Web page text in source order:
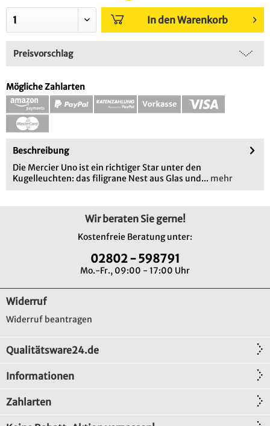
In den Warenkorb
Preisvorschlag
Mögliche Zahlarten
Beschreibung
Die Mercier Uno ist ein richtiger Star unter den
Kugelleuchten: das filigrane Nest aus Glas und... mehr
Wir beraten Sie gerne!
Kostenfreie Beratung unter:
02802 - 598791
Mo.-Fr., 09:00 - 17:00 Uhr
Widerruf
Widerruf beantragen
Qualitätsware24.de
Informationen
Zahlarten